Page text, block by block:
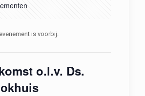
is voorbij.
o.l.v. Ds.